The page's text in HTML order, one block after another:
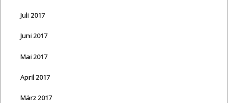
Juli 2017
Juni 2017
Mai 2017
April 2017
März 2017